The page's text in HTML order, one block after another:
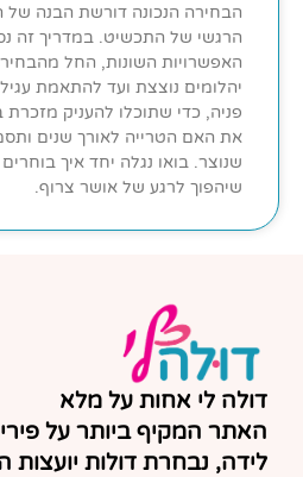
הבחירה הנכונה דורשת הבנה של
הרגשי של התכשיט. במדריך זה
האפשרויות השונות, החל
יהלומים נוצצת ועד להתאמת
פניה, כדי שתוכלו להעניק
את האם הטרייה לאורך שנים
שנוצר. בואו נגלה יחד איך
שיהפוך לרגע של אושר צרוף.
דולה לי אחות על מלא
האתר המקיף ביותר על
לידה, נבחרת דולות יועצות